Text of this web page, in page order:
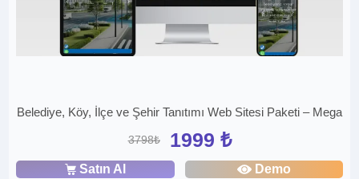
Belediye, Köy, İlçe ve Şehir Tanıtımı Web Sitesi Paketi – Mega
3798₺ 1999 ₺
Satın Al Demo